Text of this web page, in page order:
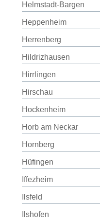
Helmstadt-Bargen
Heppenheim
Herrenberg
Hildrizhausen
Hirrlingen
Hirschau
Hockenheim
Horb am Neckar
Hornberg
Hüfingen
Iffezheim
Ilsfeld
Ilshofen